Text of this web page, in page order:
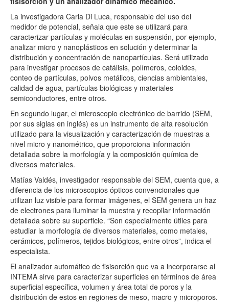
La investigadora Carla Di Luca, responsable del uso del
medidor de potencial, señala que este se utilizará para
caracterizar partículas y moléculas en suspensión, por ejemplo,
analizar micro y nanoplásticos en solución y determinar la
distribución y concentración de nanopartículas. Será utilizado
para investigar procesos de catálisis, polímeros, coloides,
conteo de partículas, polvos metálicos, ciencias ambientales,
calidad de agua, partículas biológicas y materiales
semiconductores, entre otros.
En segundo lugar, el microscopio electrónico de barrido (SEM,
por sus siglas en inglés) es un instrumento de alta resolución
utilizado para la visualización y caracterización de muestras a
nivel micro y nanométrico, que proporciona información
detallada sobre la morfología y la composición química de
diversos materiales.
Matías Valdés, investigador responsable del SEM, cuenta que, a
diferencia de los microscopios ópticos convencionales que
utilizan luz visible para formar imágenes, el SEM genera un haz
de electrones para iluminar la muestra y recopilar información
detallada sobre su superficie. “Son especialmente útiles para
estudiar la morfología de diversos materiales, como metales,
cerámicos, polímeros, tejidos biológicos, entre otros”, indica el
especialista.
El analizador automático de fisisorción que va a incorporarse al
INTEMA sirve para caracterizar superficies en términos de área
superficial específica, volumen y área total de poros y la
distribución de estos en regiones de meso, macro y microporos.